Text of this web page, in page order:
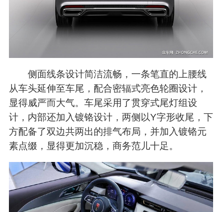
侧面线条设计简洁流畅，一条笔直的上腰线
从车头延伸至车尾，配合密辐式亮色轮圈设计，
显得威严而大气。车尾采用了贯穿式尾灯组设
计，内部还加入镀铬设计，两侧以Y字形收尾，下
方配备了双边共两出的排气布局，并加入镀铬元
素点缀，显得更加沉稳，商务范儿十足。